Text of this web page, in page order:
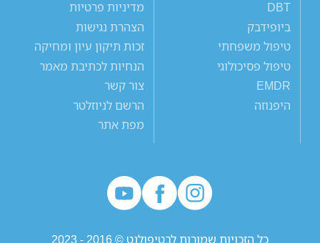
DBT
ביופידבק
טיפול משפחתי
טיפול פסיכולוגי
EMDR
היפנוזה
מדיניות פרטיות
הצהרת נגישות
זכות תיקון עיון ומחיקה
הנחיות לכתיבת מאמר
צור קשר
הרשם לניוזלטר
מפת אתר
כל הזכויות שמורות לבטיפולנט © 2016 - 2023